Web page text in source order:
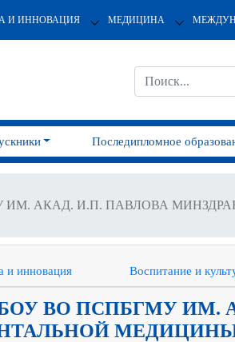
И ИННОВАЦИЯ МЕДИЦИНА
Последипломное
ИМ. АКАД. И.П. ПАВЛОВА
и инновация Воспитание и
ВО ПСПБГМУ ИМ.